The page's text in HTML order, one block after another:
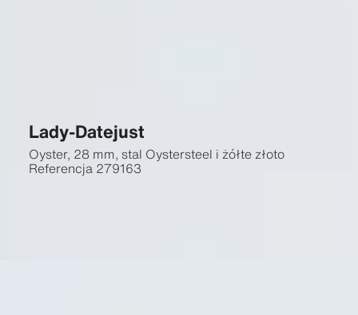
Lady-Datejust
Oyster, 28 mm, stal Oystersteel i żółte złoto
Referencja 279163